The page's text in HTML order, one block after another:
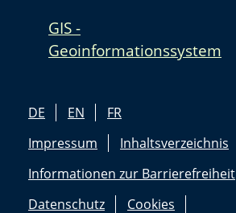
GIS -
Geoinformationssystem
DE EN
FR
Impressum
Inhaltsverzeichnis
Informationen zur Barrierefreiheit
Datenschutz
Cookies